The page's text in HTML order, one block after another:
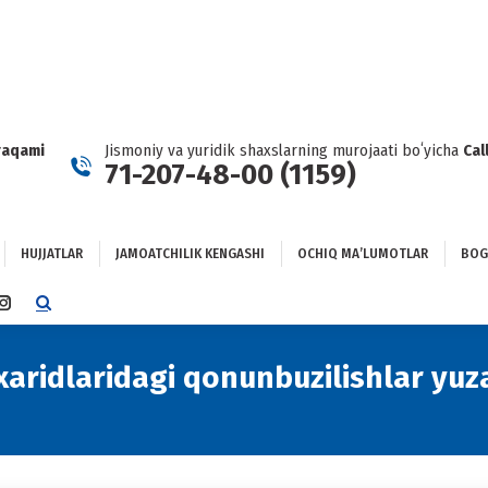
Jismoniy va yuridik shaxslarning murojaati boʻyicha
71-207-48-00 (1159)
HUJJATLAR JAMOATCHILIK KENGASHI OCHIQ MAʼLUMOTLAR
INSTAGRAM
IN
qonunbuzilishlar